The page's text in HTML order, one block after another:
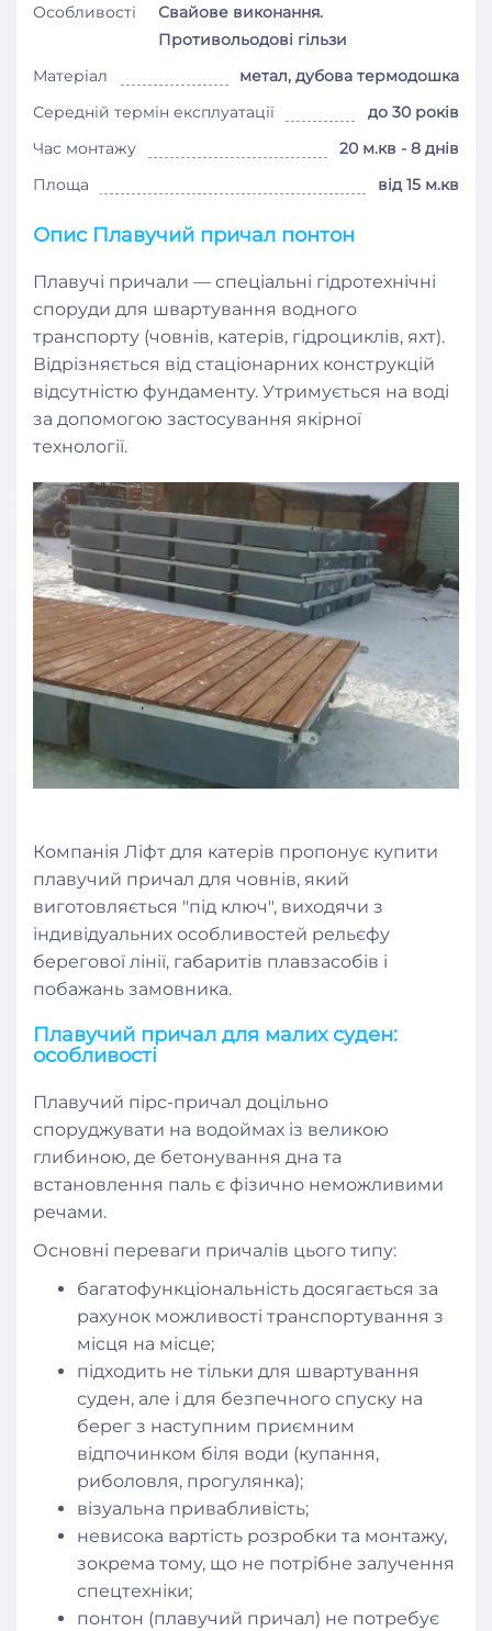
Особливості
Свайове виконання.
Противольодові гільзи
Матеріал
метал, дубова термодошка
Середній термін експлуатації
до 30 років
Час монтажу
20 м.кв - 8 днів
Площа
від 15 м.кв
Опис Плавучий причал понтон
Плавучі причали ― спеціальні гідротехнічні
споруди для швартування водного
транспорту (човнів, катерів, гідроциклів, яхт).
Відрізняється від стаціонарних конструкцій
відсутністю фундаменту. Утримується на воді
за допомогою застосування якірної
технології.
Компанія Ліфт для катерів пропонує купити
плавучий причал для човнів, який
виготовляється "під ключ", виходячи з
індивідуальних особливостей рельєфу
берегової лінії, габаритів плавзасобів і
побажань замовника.
Плавучий причал для малих суден:
особливості
Плавучий пірс-причал доцільно
споруджувати на водоймах із великою
глибиною, де бетонування дна та
встановлення паль є фізично неможливими
речами.
Основні переваги причалів цього типу:
багатофункціональність досягається за
рахунок можливості транспортування з
місця на місце;
підходить не тільки для швартування
суден, але і для безпечного спуску на
берег з наступним приємним
відпочинком біля води (купання,
риболовля, прогулянка);
візуальна привабливість;
невисока вартість розробки та монтажу,
зокрема тому, що не потрібне залучення
спецтехніки;
понтон (плавучий причал) не потребує